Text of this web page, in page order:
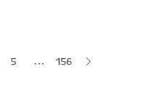
Lapa
5 … 156